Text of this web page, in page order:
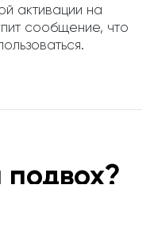
активации на
сообщение, что
подвох?